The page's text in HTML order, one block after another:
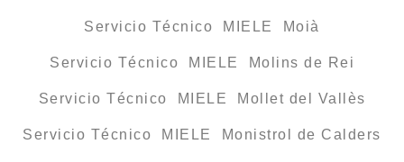
Servicio Técnico MIELE Moià
Servicio Técnico MIELE Molins de Rei
Servicio Técnico MIELE Mollet del Vallès
Servicio Técnico MIELE Monistrol de Calders